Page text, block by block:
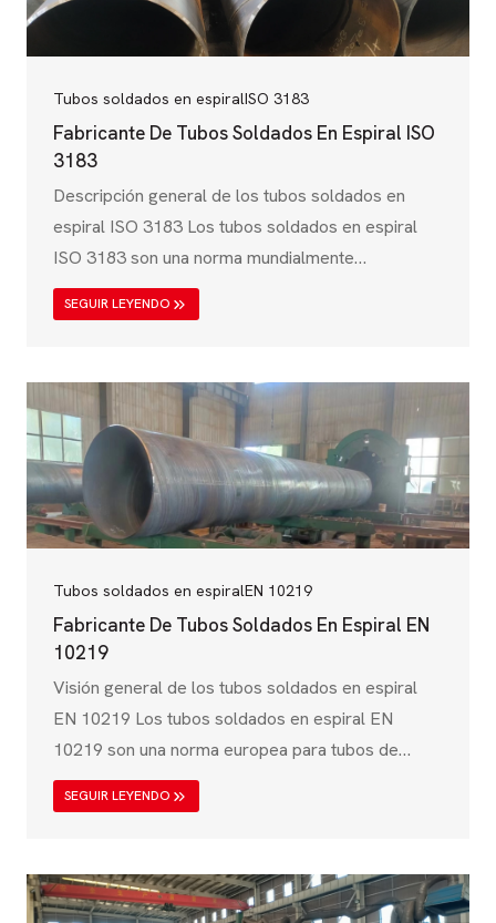
Tubos soldados en espiralISO 3183
Fabricante De Tubos Soldados En Espiral ISO
3183
Descripción general de los tubos soldados en
espiral ISO 3183 Los tubos soldados en espiral
ISO 3183 son una norma mundialmente
reconocida para los tubos de acero soldados
utilizados en las industrias del petróleo, el gas y el
de Normalización (ISO), esta especificación
garantiza que las tuberías de acero cumplan con
una alta resistencia mecánica, resistencia a la
corrosión y capacidad de manejo de la presión.
ISO 3183 cubre…
SEGUIR LEYENDO
Tubos soldados en espiralEN 10219
Fabricante De Tubos Soldados En Espiral EN
10219
Visión general de los tubos soldados en espiral
EN 10219 Los tubos soldados en espiral EN
10219 son una norma europea para tubos de
acero estructural soldados y conformados en frío,
ampliamente utilizados en la construcción,
aplicaciones industriales. Regida por el Comité
Europeo de Normalización (CEN), la norma EN
SEGUIR LEYENDO